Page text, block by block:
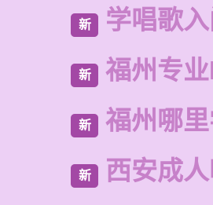
新 学唱歌
新 福州专
新 福州哪
新 西安成